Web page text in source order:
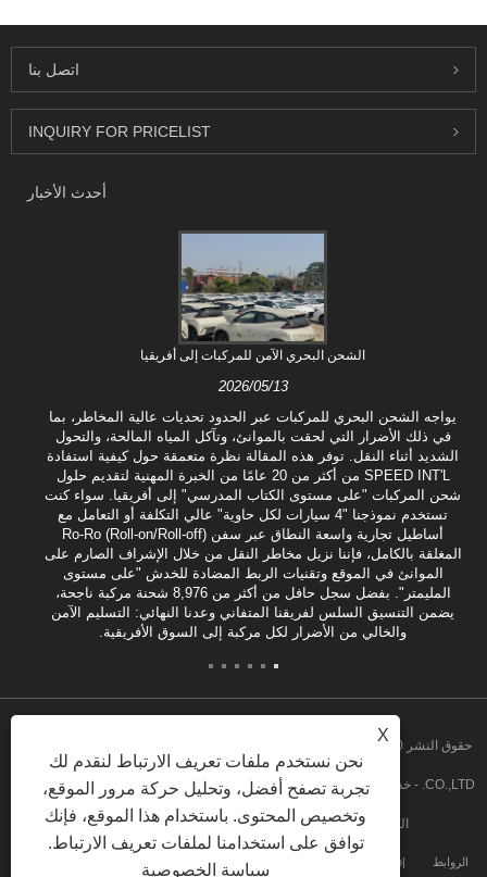
اتصل بنا
INQUIRY FOR PRICELIST
أحدث الأخبار
الشحن البحري الآمن للمركبات إلى أفريقيا
2026/05/13
يواجه الشحن البحري للمركبات عبر الحدود تحديات عالية المخاطر، بما
في ذلك الأضرار التي لحقت بالموانئ، وتآكل المياه المالحة، والتحول
الشديد أثناء النقل. توفر هذه المقالة نظرة متعمقة حول كيفية استفادة
SPEED INT'L من أكثر من 20 عامًا من الخبرة المهنية لتقديم حلول
شحن المركبات "على مستوى الكتاب المدرسي" إلى أفريقيا. سواء كنت
تستخدم نموذجنا "4 سيارات لكل حاوية" عالي التكلفة أو التعامل مع
أساطيل تجارية واسعة النطاق عبر سفن Ro-Ro (Roll-on/Roll-off)
المغلقة بالكامل، فإننا نزيل مخاطر النقل من خلال الإشراف الصارم على
الموانئ في الموقع وتقنيات الربط المضادة للخدش "على مستوى
المليمتر". بفضل سجل حافل من أكثر من 8,976 شحنة مركبة ناجحة،
يضمن التنسيق السلس لفريقنا المتفاني وعدنا النهائي: التسليم الآمن
والخالي من الأضرار لكل مركبة إلى السوق الأفريقية.
CO.,LTD. - خدمة التجميع في أنجولا، خدمة التجميع من الباب إلى الباب في أنجولا، تفكيك
الشحنات السائبة، خدمة التجميع في غانا جميع الحقوق محفوظة
الروابط Sitemap
Privacy Policy
X
نحن نستخدم ملفات تعريف الارتباط لنقدم لك
تجربة تصفح أفضل، وتحليل حركة مرور الموقع،
وتخصيص المحتوى. باستخدام هذا الموقع، فإنك
توافق على استخدامنا لملفات تعريف الارتباط.
سياسة الخصوصية